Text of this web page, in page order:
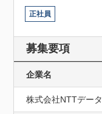
正社員
募集要項
企業名
株式会社NTTデータ